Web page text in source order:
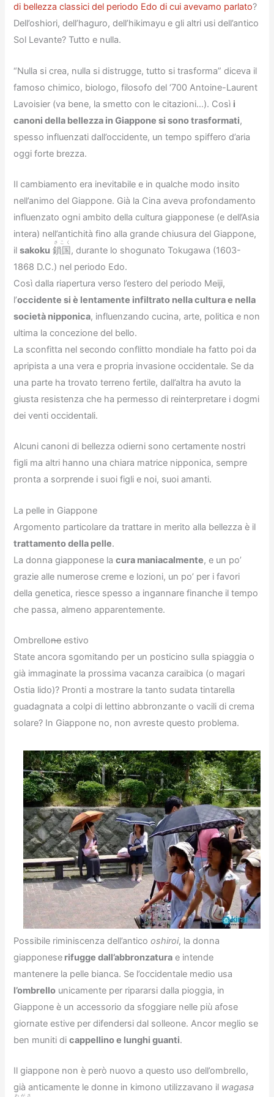
di bellezza classici del periodo Edo di cui avevamo parlato?
Dell’oshiori, dell’haguro, dell’hikimayu e gli altri usi dell’antico
Sol Levante? Tutto e nulla.
“Nulla si crea, nulla si distrugge, tutto si trasforma” diceva il
famoso chimico, biologo, filosofo del ‘700 Antoine-Laurent
Lavoisier (va bene, la smetto con le citazioni…). Così i
canoni della bellezza in Giappone si sono trasformati,
spesso influenzati dall’occidente, un tempo spiffero d’aria
oggi forte brezza.
Il cambiamento era inevitabile e in qualche modo insito
nell’animo del Giappone. Già la Cina aveva profondamento
influenzato ogni ambito della cultura giapponese (e dell’Asia
intera) nell’antichità fino alla grande chiusura del Giappone,
ilsakoku 鎖国
さこく
, durante lo shogunato Tokugawa (1603-
1868 D.C.) nel periodo Edo.
Così dalla riapertura verso l’estero del periodo Meiji,
l’occidente si è lentamente infiltrato nella cultura e nella
società nipponica, influenzando cucina, arte, politica e non
ultima la concezione del bello.
La sconfitta nel secondo conflitto mondiale ha fatto poi da
apripista a una vera e propria invasione occidentale. Se da
una parte ha trovato terreno fertile, dall’altra ha avuto la
giusta resistenza che ha permesso di reinterpretare i dogmi
dei venti occidentali.
Alcuni canoni di bellezza odierni sono certamente nostri
figli ma altri hanno una chiara matrice nipponica, sempre
pronta a sorprende i suoi figli e noi, suoi amanti.
La pelle in Giappone
Argomento particolare da trattare in merito alla bellezza è il
trattamento della pelle.
La donna giapponese lacura maniacalmente, e un po’
grazie alle numerose creme e lozioni, un po’ per i favori
della genetica, riesce spesso a ingannare finanche il tempo
che passa, almeno apparentemente.
Ombrelloneestivo
State ancora sgomitando per un posticino sulla spiaggia o
già immaginate la prossima vacanza caraibica (o magari
Ostia lido)? Pronti a mostrare la tanto sudata tintarella
guadagnata a colpi di lettino abbronzante o vacili di crema
solare? In Giappone no, non avreste questo problema.
Possibile riminiscenza dell’anticooshiroi, la donna
giapponese rifugge dall’abbronzatura e intende
mantenere la pelle bianca. Se l’occidentale medio usa
l’ombrello unicamente per ripararsi dalla pioggia, in
Giappone è un accessorio da sfoggiare nelle più afose
giornate estive per difendersi dal solleone. Ancor meglio se
ben muniti dicappellino e lunghi guanti.
Il giappone non è però nuovo a questo uso dell’ombrello,
già anticamente le donne in kimono utilizzavano il wagasa
わがさ